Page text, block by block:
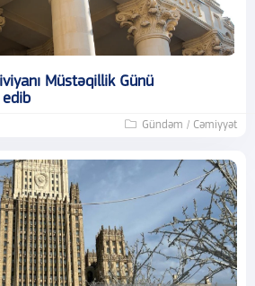
Müstəqillik Günü
Gündəm / Cəmiyyət